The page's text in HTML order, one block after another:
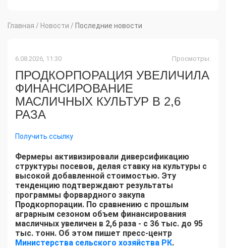
Главная / Новости / Последние новости
6.08.2026, 11:30 Просмотры:
ПРОДКОРПОРАЦИЯ УВЕЛИЧИЛА
ФИНАНСИРОВАНИЕ
МАСЛИЧНЫХ КУЛЬТУР В 2,6
РАЗА
Получить ссылку
Фермеры активизировали диверсификацию
структуры посевов, делая ставку на культуры с
высокой добавленной стоимостью. Эту
тенденцию подтверждают результаты
программы форвардного закупа
Продкорпорации. По сравнению с прошлым
аграрным сезоном объем финансирования
масличных увеличен в 2,6 раза - с 36 тыс. до 95
тыс. тонн. Об этом пишет пресс-центр
Министерства сельского хозяйства РК.